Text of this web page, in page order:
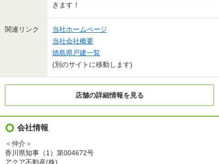
きます！
関連リンク
当社ホームページ
当社会社概要
徳島県戸建一覧
(別のサイトに移動します)
店舗の詳細情報を見る
会社情報
＜仲介＞
香川県知事（1）第004672号
アクア不動産(株)